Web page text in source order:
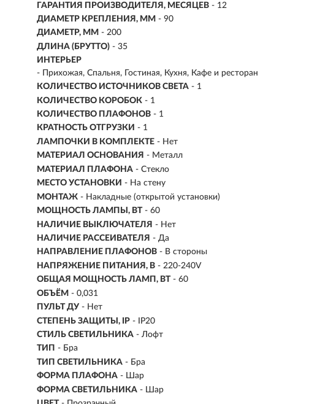
ГАРАНТИЯ ПРОИЗВОДИТЕЛЯ, МЕСЯЦЕВ - 12
ДИАМЕТР КРЕПЛЕНИЯ, ММ - 90
ДИАМЕТР, ММ - 200
ДЛИНА (БРУТТО) - 35
ИНТЕРЬЕР
- Прихожая, Спальня, Гостиная, Кухня, Кафе и ресторан
КОЛИЧЕСТВО ИСТОЧНИКОВ СВЕТА - 1
КОЛИЧЕСТВО КОРОБОК - 1
КОЛИЧЕСТВО ПЛАФОНОВ - 1
КРАТНОСТЬ ОТГРУЗКИ - 1
ЛАМПОЧКИ В КОМПЛЕКТЕ - Нет
МАТЕРИАЛ ОСНОВАНИЯ - Металл
МАТЕРИАЛ ПЛАФОНА - Стекло
МЕСТО УСТАНОВКИ - На стену
МОНТАЖ - Накладные (открытой установки)
МОЩНОСТЬ ЛАМПЫ, ВТ - 60
НАЛИЧИЕ ВЫКЛЮЧАТЕЛЯ - Нет
НАЛИЧИЕ РАССЕИВАТЕЛЯ - Да
НАПРАВЛЕНИЕ ПЛАФОНОВ - В стороны
НАПРЯЖЕНИЕ ПИТАНИЯ, В - 220-240V
ОБЩАЯ МОЩНОСТЬ ЛАМП, ВТ - 60
ОБЪЁМ - 0,031
ПУЛЬТ ДУ - Нет
СТЕПЕНЬ ЗАЩИТЫ, IP - IP20
СТИЛЬ СВЕТИЛЬНИКА - Лофт
ТИП - Бра
ТИП СВЕТИЛЬНИКА - Бра
ФОРМА ПЛАФОНА - Шар
ФОРМА СВЕТИЛЬНИКА - Шар